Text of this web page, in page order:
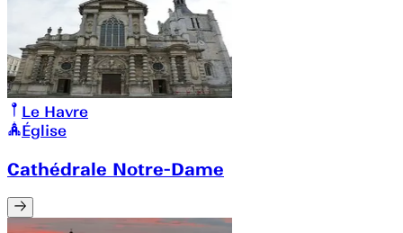
Le Havre
Église
Cathédrale Notre-Dame